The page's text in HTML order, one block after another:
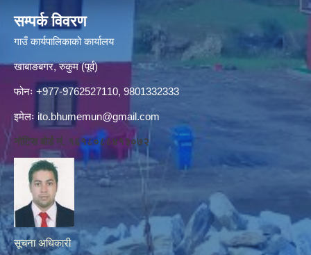
सम्पर्क विवरण
गाउँ कार्यपालिकाको कार्यालय
खाबाङबगर, रुकुम (पूर्व)
फोनः +977-9762527110, 9801332333
इमेलः ito.bhumemun@gmail.com
नोटिस बोर्ड नं. १६१८०८८४१३०७२
सूचना अधिकारी